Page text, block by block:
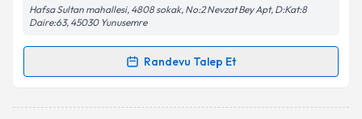
Hafsa Sultan mahallesi, 4808 sokak, No:2 Nevzat Bey Apt, D:Kat:8
Daire:63, 45030 Yunusemre
Randevu Talep Et
Randevu Takvimi Talebi